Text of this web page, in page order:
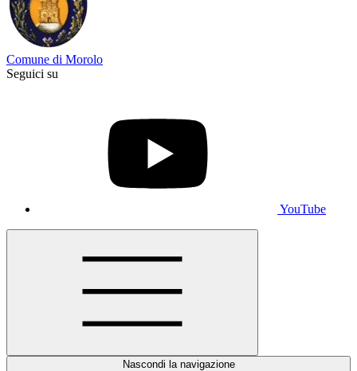
Comune di Morolo
Seguici su
YouTube
Nascondi la navigazione